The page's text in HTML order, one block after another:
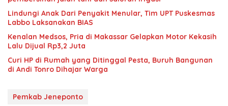
Lindungi Anak Dari Penyakit Menular, Tim UPT Puskesmas
Labbo Laksanakan BIAS
Kenalan Medsos, Pria di Makassar Gelapkan Motor Kekasih
Lalu Dijual Rp3,2 Juta
Curi HP di Rumah yang Ditinggal Pesta, Buruh Bangunan
di Andi Tonro Dihajar Warga
Pemkab Jeneponto